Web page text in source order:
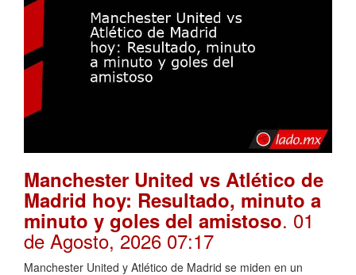
Manchester United vs Atlético de
Madrid hoy: Resultado, minuto a
minuto y goles del amistoso. 01
de Agosto, 2026 07:17
Manchester United y Atlético de Madrid se miden en un